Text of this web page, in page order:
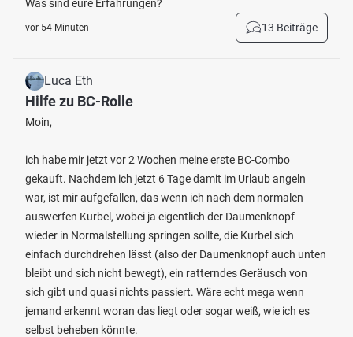
Was sind eure Erfahrungen?
vor 54 Minuten 13 Beiträge
Luca Eth
Hilfe zu BC-Rolle
Moin,
ich habe mir jetzt vor 2 Wochen meine erste BC-Combo
gekauft. Nachdem ich jetzt 6 Tage damit im Urlaub angeln
war, ist mir aufgefallen, das wenn ich nach dem normalen
auswerfen Kurbel, wobei ja eigentlich der Daumenknopf
wieder in Normalstellung springen sollte, die Kurbel sich
einfach durchdrehen lässt (also der Daumenknopf auch unten
bleibt und sich nicht bewegt), ein ratterndes Geräusch von
sich gibt und quasi nichts passiert. Wäre echt mega wenn
jemand erkennt woran das liegt oder sogar weiß, wie ich es
selbst beheben könnte.